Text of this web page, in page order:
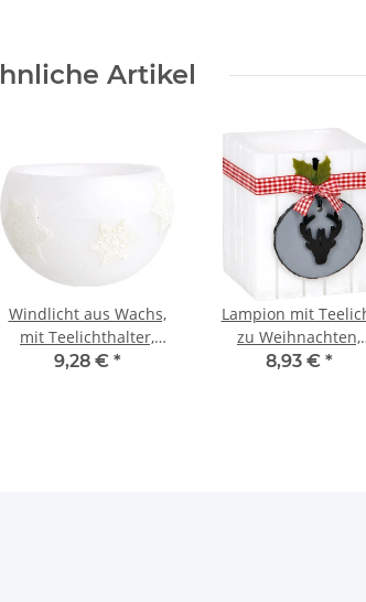
Artikel
Windlicht aus Wachs,
mit Teelichthalter,
Rillendesign,
9,28 € *
Lampion mit
zu Weihnachten,
Weihnachtskerze,
8,93 € *